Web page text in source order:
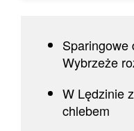
Sparingowe
Wybrzeże
W Lędzinie
chlebem